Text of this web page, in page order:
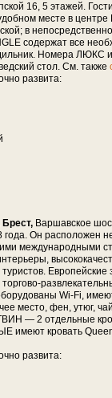
16, 5 этажей.
месте в
в
содержат все
Номера ЛЮКС
стол. См. также
развита:
Брест, Варшавское
года. Он
международными
Wi-Fi,
место, фен, утюг,
— 2 отдельные
кровать
развита: